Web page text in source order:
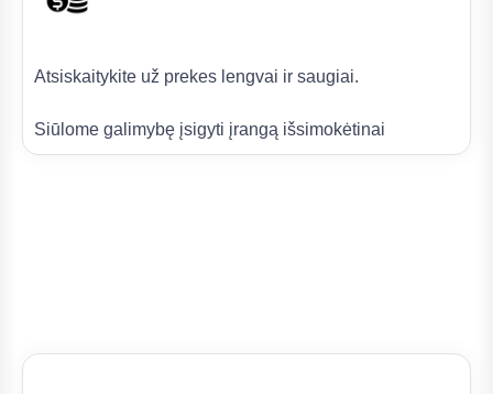
Atsiskaitykite už prekes lengvai ir saugiai.
Siūlome galimybę įsigyti įrangą išsimokėtinai